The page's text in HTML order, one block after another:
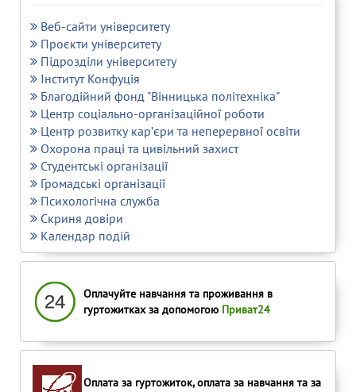
Веб-сайти університету
Проєкти університету
Підрозділи університету
Інститут Конфуція
Благодійний фонд "Вінницька політехніка"
Центр соціально-організаційної роботи
Центр розвитку кар’єри та неперервної освіти
Охорона праці та цивільний захист
Студентські організації
Громадські організації
Психологічна служба
Скриня довіри
Календар подій
Оплачуйте навчання та проживання в
гуртожитках за допомогою Приват24
Оплата за гуртожиток, оплата за навчання та за